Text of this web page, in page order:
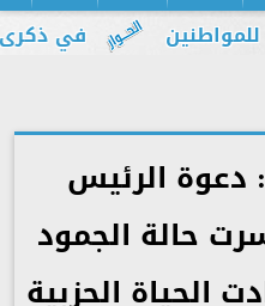
في ذكرى يوليو..
الرئيس
حالة الجمود
الحياة الحزبية